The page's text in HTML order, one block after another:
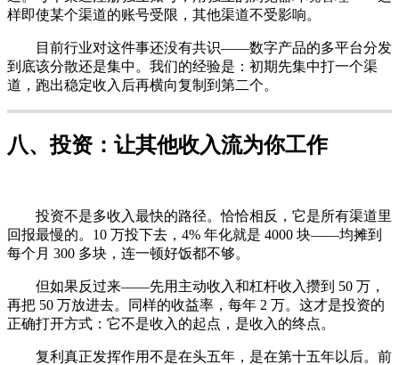
样即使某个渠道的账号受限，其他渠道不受影响。
目前行业对这件事还没有共识——数字产品的多平台分发
到底该分散还是集中。我们的经验是：初期先集中打一个渠
道，跑出稳定收入后再横向复制到第二个。
八、投资：让其他收入流为你工作
投资不是多收入最快的路径。恰恰相反，它是所有渠道里
回报最慢的。10 万投下去，4% 年化就是 4000 块——均摊到
每个月 300 多块，连一顿好饭都不够。
但如果反过来——先用主动收入和杠杆收入攒到 50 万，
再把 50 万放进去。同样的收益率，每年 2 万。这才是投资的
正确打开方式：它不是收入的起点，是收入的终点。
复利真正发挥作用不是在头五年，是在第十五年以后。前